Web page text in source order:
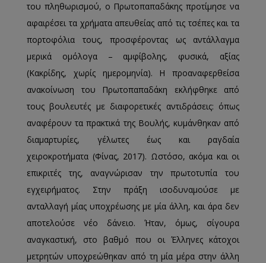
του πληθωρισμού, ο Πρωτοπαπαδάκης προτίμησε να
αφαιρέσει τα χρήματα απευθείας από τις τσέπες και τα
πορτοφόλια τους, προσφέροντας ως αντάλλαγμα
μερικά ομόλογα – αμφίβολης, φυσικά, αξίας
(Κακρίδης, χωρίς ημερομηνία). Η προαναφερθείσα
ανακοίνωση του Πρωτοπαπαδάκη εκλήφθηκε από
τους βουλευτές με διαφορετικές αντιδράσεις: όπως
αναφέρουν τα πρακτικά της Βουλής, κυμάνθηκαν από
διαμαρτυρίες, γέλωτες έως και ραγδαία
χειροκροτήματα (Φίνας, 2017). Ωστόσο, ακόμα και οι
επικριτές της, αναγνώρισαν την πρωτοτυπία του
εγχειρήματος. Στην πράξη ισοδυναμούσε με
ανταλλαγή μίας υποχρέωσης με μία άλλη, και άρα δεν
αποτελούσε νέο δάνειο. Ήταν, όμως, σίγουρα
αναγκαστική, στο βαθμό που οι Έλληνες κάτοχοι
μετρητών υποχρεώθηκαν από τη μία μέρα στην άλλη